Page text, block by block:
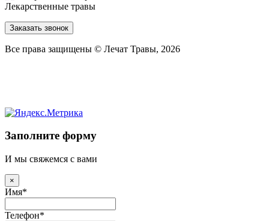
Лекарственные травы
Заказать звонок
Все права защищены © Лечат Травы, 2026
Заполните форму
И мы свяжемся с вами
×
Имя*
Телефон*